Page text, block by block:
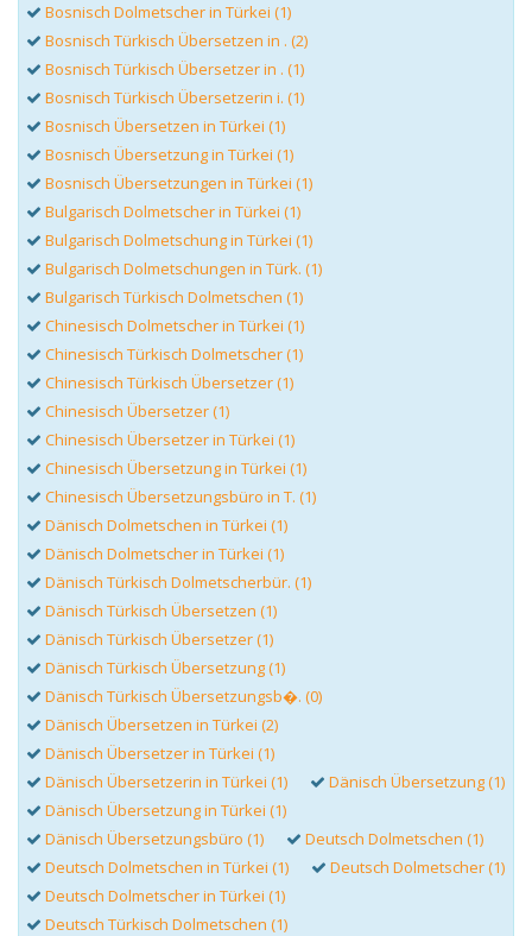
Bosnisch Dolmetscher in Türkei (1)
Bosnisch Türkisch Übersetzen in . (2)
Bosnisch Türkisch Übersetzer in . (1)
Bosnisch Türkisch Übersetzerin i. (1)
Bosnisch Übersetzen in Türkei (1)
Bosnisch Übersetzung in Türkei (1)
Bosnisch Übersetzungen in Türkei (1)
Bulgarisch Dolmetscher in Türkei (1)
Bulgarisch Dolmetschung in Türkei (1)
Bulgarisch Dolmetschungen in Türk. (1)
Bulgarisch Türkisch Dolmetschen (1)
Chinesisch Dolmetscher in Türkei (1)
Chinesisch Türkisch Dolmetscher (1)
Chinesisch Türkisch Übersetzer (1)
Chinesisch Übersetzer (1)
Chinesisch Übersetzer in Türkei (1)
Chinesisch Übersetzung in Türkei (1)
Chinesisch Übersetzungsbüro in T. (1)
Dänisch Dolmetschen in Türkei (1)
Dänisch Dolmetscher in Türkei (1)
Dänisch Türkisch Dolmetscherbür. (1)
Dänisch Türkisch Übersetzen (1)
Dänisch Türkisch Übersetzer (1)
Dänisch Türkisch Übersetzung (1)
Dänisch Türkisch Übersetzungsb�. (0)
Dänisch Übersetzen in Türkei (2)
Dänisch Übersetzer in Türkei (1)
Dänisch Übersetzerin in Türkei (1)
Dänisch Übersetzung (1)
Dänisch Übersetzung in Türkei (1)
Dänisch Übersetzungsbüro (1)
Deutsch Dolmetschen (1)
Deutsch Dolmetschen in Türkei (1)
Deutsch Dolmetscher (1)
Deutsch Dolmetscher in Türkei (1)
Deutsch Türkisch Dolmetschen (1)